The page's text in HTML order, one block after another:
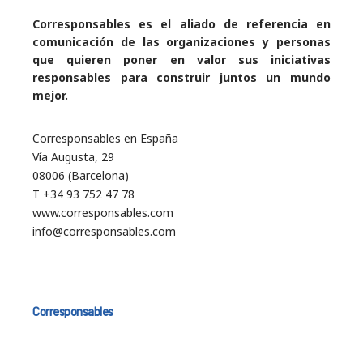
Corresponsables es el aliado de referencia en
comunicación de las organizaciones y personas
que quieren poner en valor sus iniciativas
responsables para construir juntos un mundo
mejor.
Corresponsables en España
Vía Augusta, 29
08006 (Barcelona)
T +34 93 752 47 78
www.corresponsables.com
info@corresponsables.com
Corresponsables